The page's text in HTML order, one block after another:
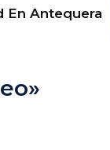
En Antequera